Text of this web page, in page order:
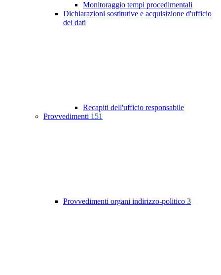
Monitoraggio tempi procedimentali
Dichiarazioni sostitutive e acquisizione d'ufficio
dei dati
Recapiti dell'ufficio responsabile
Provvedimenti 151
Provvedimenti organi indirizzo-politico 3